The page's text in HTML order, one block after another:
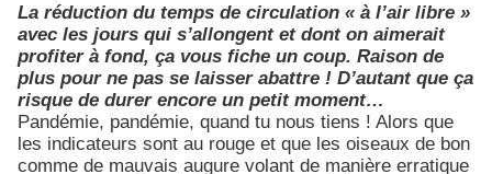
La réduction du temps de circulation « à l’air libre »
avec les jours qui s’allongent et dont on aimerait
profiter à fond, ça vous fiche un coup. Raison de
plus pour ne pas se laisser abattre ! D’autant que ça
risque de durer encore un petit moment…
Pandémie, pandémie, quand tu nous tiens ! Alors que
les indicateurs sont au rouge et que les oiseaux de bon
comme de mauvais augure volant de manière erratique